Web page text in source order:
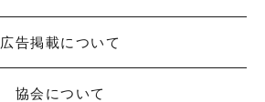
広告掲載について
協会について